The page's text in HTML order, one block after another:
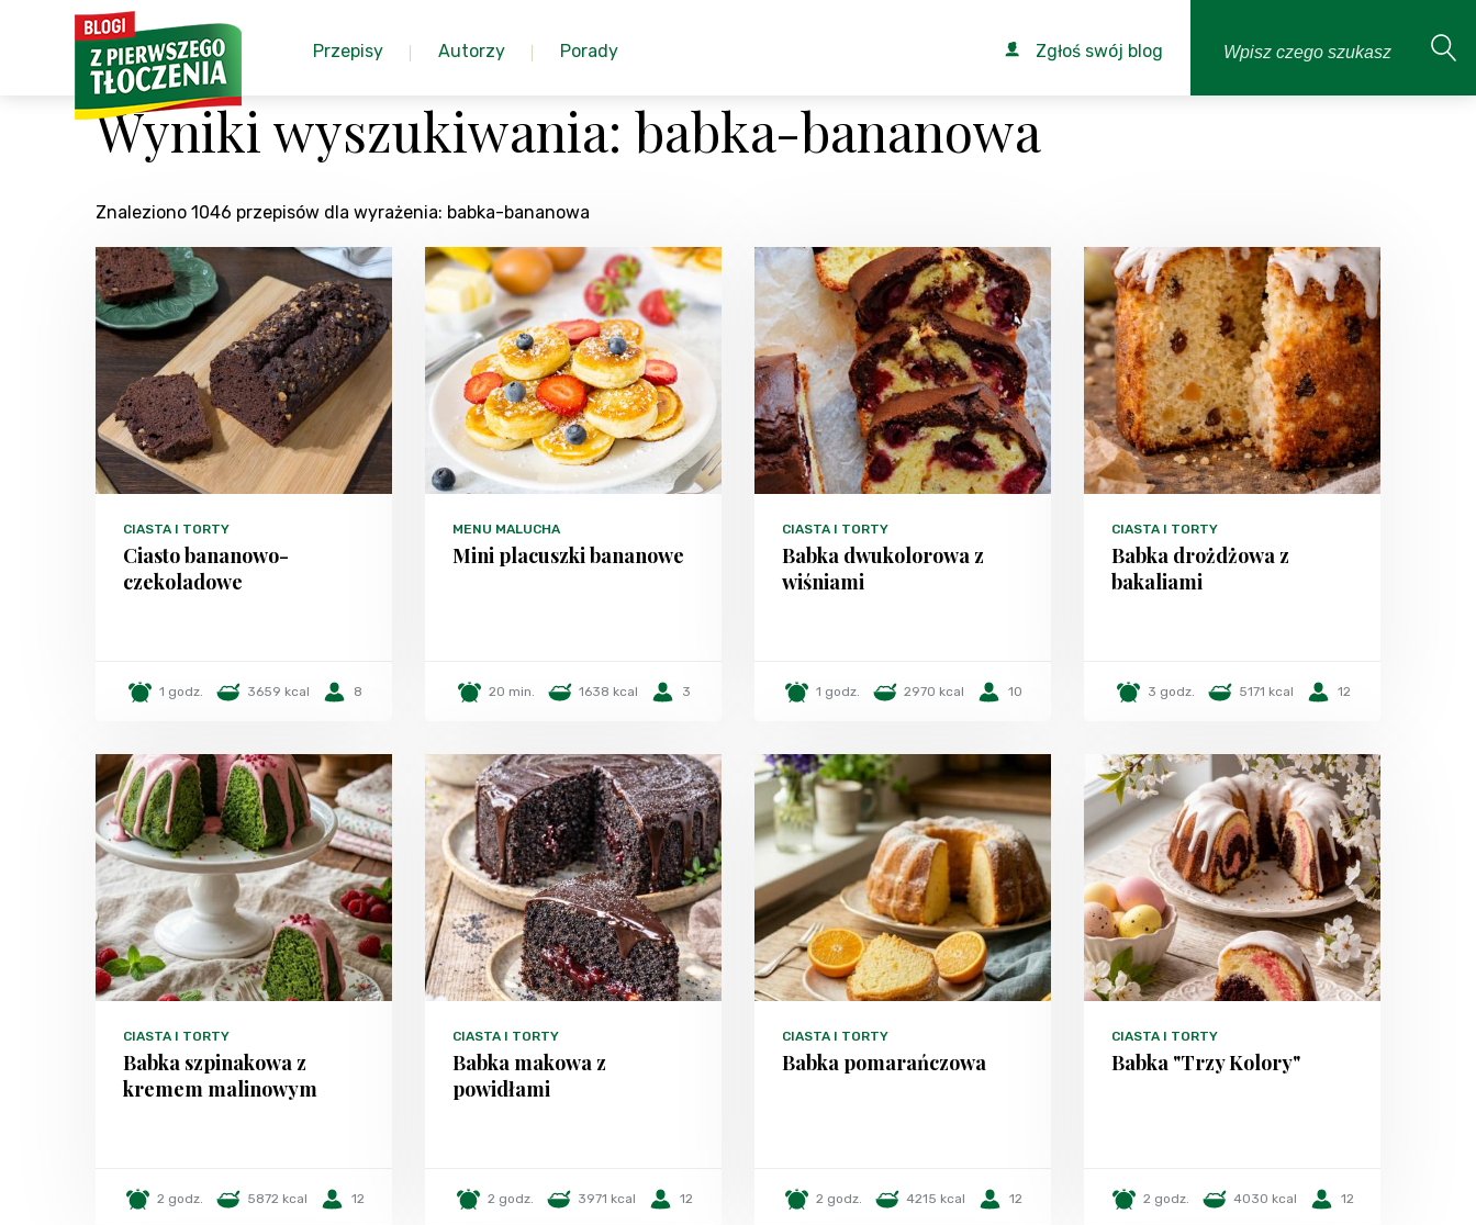
Przepisy Autorzy Porady Zgłoś swój blog
Wyniki wyszukiwania: babka-bananowa
Znaleziono 1046 przepisów dla wyrażenia: babka-bananowa
CIASTA I TORTY
Ciasto bananowo-
czekoladowe
1 godz. 3659 kcal 8
MENU MALUCHA
Mini placuszki bananowe
20 min. 1638 kcal 3
CIASTA I TORTY
Babka dwukolorowa z
wiśniami
1 godz. 2970 kcal 10
CIASTA I TORTY
Babka drożdżowa z
bakaliami
3 godz. 5171 kcal 12
CIASTA I TORTY
Babka szpinakowa z
kremem malinowym
2 godz. 5872 kcal 12
CIASTA I TORTY
Babka makowa z
powidłami
2 godz. 3971 kcal 12
CIASTA I TORTY
Babka pomarańczowa
2 godz. 4215 kcal 12
CIASTA I TORTY
Babka "Trzy Kolory"
2 godz. 4030 kcal 12